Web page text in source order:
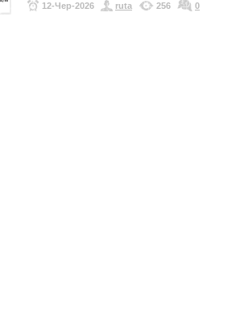
12-Чер-2026 ruta 256 0